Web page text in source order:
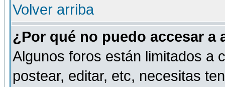
Volver arriba
¿Por qué no puedo accesar a
Algunos foros están limitados a
postear, editar, etc, necesitas